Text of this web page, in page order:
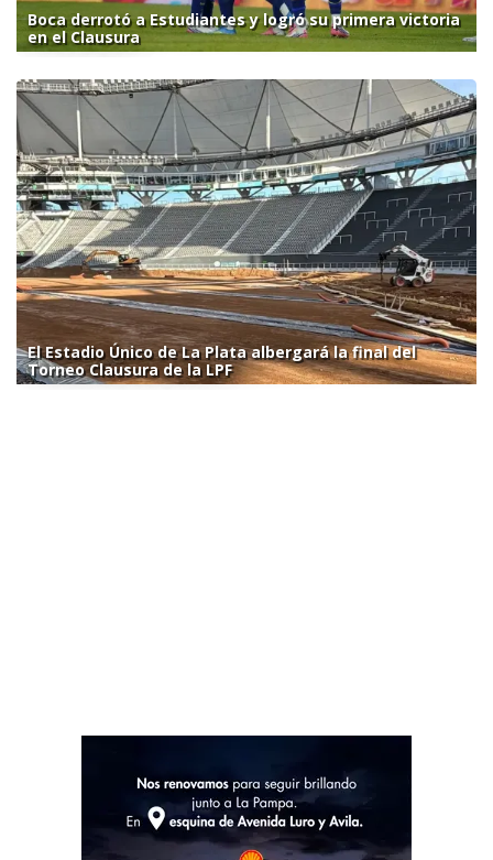
Boca derrotó a Estudiantes y logró su primera victoria
en el Clausura
El Estadio Único de La Plata albergará la final del
Torneo Clausura de la LPF